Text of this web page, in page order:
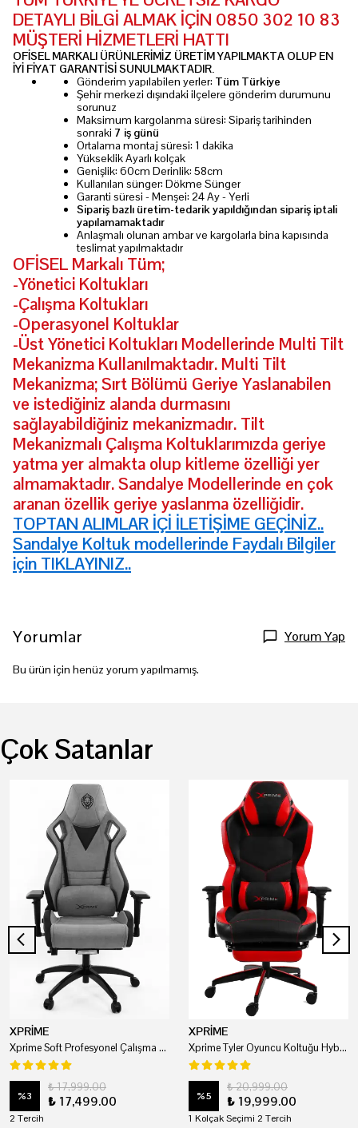
DETAYLI BİLGİ ALMAK İÇİN 0850 302 10 83
MÜŞTERİ HİZMETLERİ HATTI
OFİSEL MARKALI ÜRÜNLERİMİZ ÜRETİM YAPILMAKTA OLUP EN
İYİ FİYAT GARANTİSİ SUNULMAKTADIR.
Gönderim yapılabilen yerler: Tüm Türkiye
Şehir merkezi dışındaki ilçelere gönderim durumunu
sorunuz
Maksimum kargolanma süresi: Sipariş tarihinden
sonraki 7 iş günü
Ortalama montaj süresi: 1 dakika
Yükseklik Ayarlı kolçak
Genişlik: 60cm Derinlik: 58cm
Kullanılan sünger: Dökme Sünger
Garanti süresi - Menşei: 24 Ay - Yerli
Sipariş bazlı üretim-tedarik yapıldığından sipariş iptali
yapılamamaktadır
Anlaşmalı olunan ambar ve kargolarla bina kapısında
teslimat yapılmaktadır
OFİSEL Markalı Tüm;
-Yönetici Koltukları
-Çalışma Koltukları
-Operasyonel Koltuklar
-Üst Yönetici Koltukları Modellerinde Multi Tilt
Mekanizma Kullanılmaktadır. Multi Tilt
Mekanizma; Sırt Bölümü Geriye Yaslanabilen
ve istediğiniz alanda durmasını
sağlayabildiğiniz mekanizmadır. Tilt
Mekanizmalı Çalışma Koltuklarımızda geriye
yatma yer almakta olup kitleme özelliği yer
almamaktadır. Sandalye Modellerinde en çok
aranan özellik geriye yaslanma özelliğidir.
TOPTAN ALIMLAR İÇİ İLETİŞİME GEÇİNİZ..
Sandalye Koltuk modellerinde Faydalı Bilgiler
için TIKLAYINIZ..
Yorumlar Yorum Yap
Bu ürün için henüz yorum yapılmamış.
Çok Satanlar
XPRİME
Xprime Soft Profesyonel Çalışma Ve Oyuncu Koltuğu
%3
₺ 17,999.00
₺ 17,499.00
2 Tercih
XPRİME
Xprime Tyler Oyuncu Koltuğu Hybrid Kumaş Kırmızı
%5
₺ 20,999.00
₺ 19,999.00
1 Kolçak Seçimi 2 Tercih